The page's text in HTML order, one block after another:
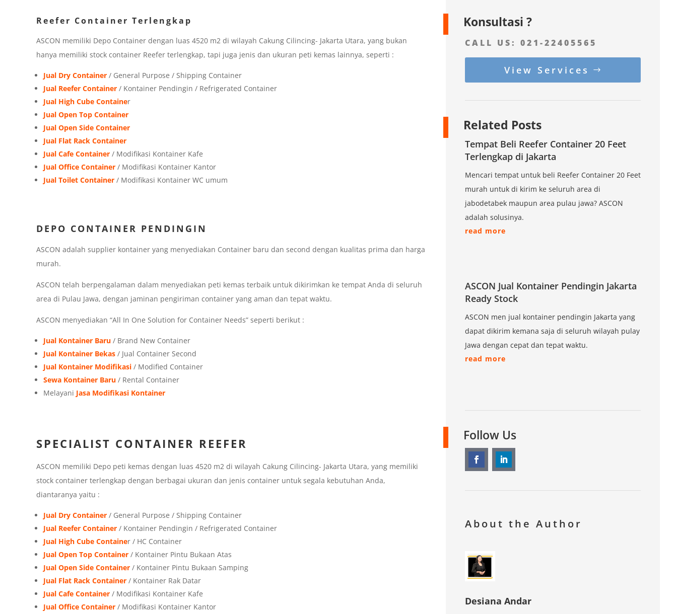
Reefer Container Terlengkap
ASCON memiliki Depo Container dengan luas 4520 m2 di wilayah Cakung Cilincing- Jakarta Utara, yang bukan
hanya memiliki stock container Reefer terlengkap, tapi juga jenis dan ukuran peti kemas lainnya, seperti :
Jual Dry Container/ General Purpose / Shipping Container
Jual Reefer Container/ Kontainer Pendingin / Refrigerated Container
Jual High Cube Container
Jual Open Top Container
Jual Open Side Container
Jual Flat Rack Container
Jual Cafe Container/ Modifikasi Kontainer Kafe
Jual Office Container/ Modifikasi Kontainer Kantor
Jual Toilet Container/ Modifikasi Kontainer WC umum
DEPO CONTAINER PENDINGIN
ASCON adalah supplier kontainer yang menyediakan Container baru dan second dengan kualitas prima dan harga
murah.
ASCON telah berpengalaman dalam menyediakan peti kemas terbaik untuk dikirimkan ke tempat Anda di seluruh
area di Pulau Jawa, dengan jaminan pengiriman container yang aman dan tepat waktu.
ASCON menyediakan “All In One Solution for Container Needs” seperti berikut :
Jual Kontainer Baru/ Brand New Container
Jual Kontainer Bekas/ Jual Container Second
Jual Kontainer Modifikasi/ Modified Container
Sewa Kontainer Baru/ Rental Container
Melayani Jasa Modifikasi Kontainer
SPECIALIST CONTAINER REEFER
ASCON memiliki Depo peti kemas dengan luas 4520 m2 di wilayah Cakung Cilincing- Jakarta Utara, yang memiliki
stock container terlengkap dengan berbagai ukuran dan jenis container untuk segala kebutuhan Anda,
diantaranya yaitu :
Jual Dry Container/ General Purpose / Shipping Container
Jual Reefer Container/ Kontainer Pendingin / Refrigerated Container
Jual High Cube Container / HC Container
Jual Open Top Container/ Kontainer Pintu Bukaan Atas
Jual Open Side Container/ Kontainer Pintu Bukaan Samping
Jual Flat Rack Container/ Kontainer Rak Datar
Jual Cafe Container/ Modifikasi Kontainer Kafe
Jual Office Container/ Modifikasi Kontainer Kantor
Konsultasi ?
CALL US:021-22405565
View Services
Related Posts
Tempat Beli Reefer Container 20 Feet
Terlengkap di Jakarta
Mencari tempat untuk beli Reefer Container 20 Feet
murah untuk di kirim ke seluruh area di
jabodetabek maupun area pulau jawa? ASCON
adalah solusinya.
read more
ASCON Jual Kontainer Pendingin Jakarta
Ready Stock
ASCON men jual kontainer pendingin Jakarta yang
dapat dikirim kemana saja di seluruh wilayah pulay
Jawa dengan cepat dan tepat waktu.
read more
Follow Us
About the Author
Desiana Andar